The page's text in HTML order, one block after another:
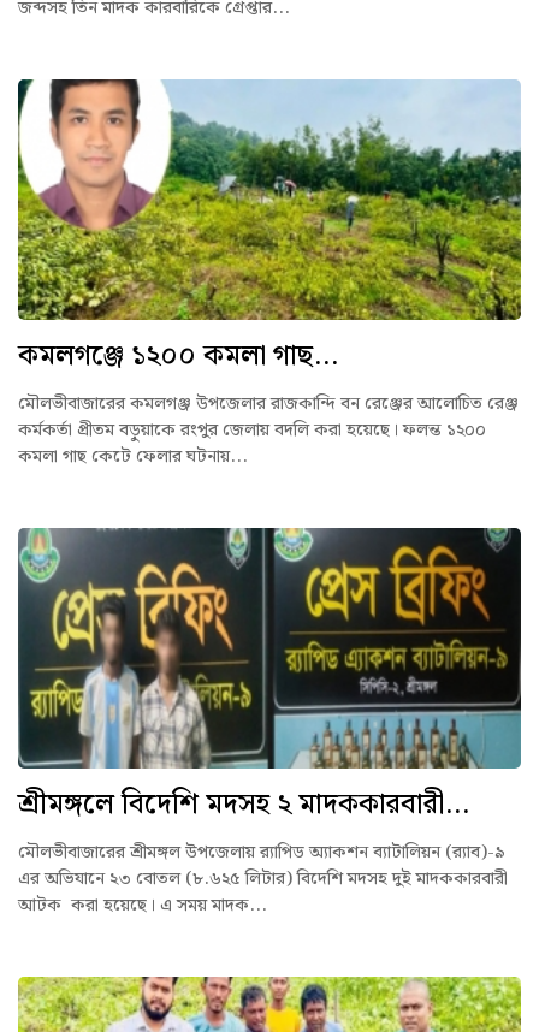
জব্দসহ তিন মাদক কারবারিকে গ্রেপ্তার...
কমলগঞ্জে ১২০০ কমলা গাছ...
মৌলভীবাজারের কমলগঞ্জ উপজেলার রাজকান্দি বন রেঞ্জের আলোচিত রেঞ্জ
কর্মকর্তা প্রীতম বড়ুয়াকে রংপুর জেলায় বদলি করা হয়েছে। ফলন্ত ১২০০
কমলা গাছ কেটে ফেলার ঘটনায়...
শ্রীমঙ্গলে বিদেশি মদসহ ২ মাদককারবারী...
মৌলভীবাজারের শ্রীমঙ্গল উপজেলায় র‌্যাপিড অ্যাকশন ব্যাটালিয়ন (র‌্যাব)-৯
এর অভিযানে ২৩ বোতল (৮.৬২৫ লিটার) বিদেশি মদসহ দুই মাদককারবারী
আটক করা হয়েছে। এ সময় মাদক...